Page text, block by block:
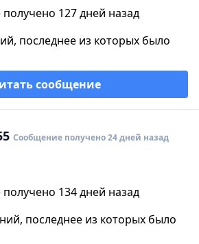
127 дней назад
последнее из которых было
сообщение
Сообщение получено 24 дней назад
134 дней назад
последнее из которых было